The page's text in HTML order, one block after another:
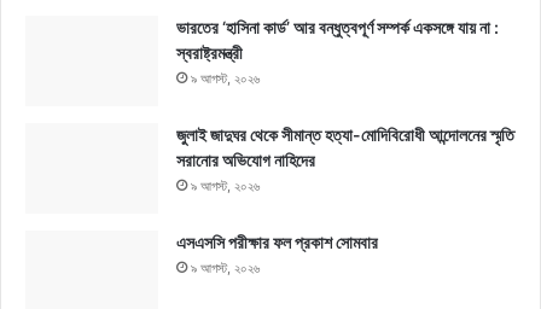
ভারতের ‘হাসিনা কার্ড’ আর বন্ধুত্বপূর্ণ সম্পর্ক একসঙ্গে যায় না :
স্বরাষ্ট্রমন্ত্রী
৯ আগস্ট, ২০২৬
জুলাই জাদুঘর থেকে সীমান্ত হত্যা-মোদিবিরোধী আন্দোলনের স্মৃতি
সরানোর অভিযোগ নাহিদের
৯ আগস্ট, ২০২৬
এসএসসি পরীক্ষার ফল প্রকাশ সোমবার
৯ আগস্ট, ২০২৬